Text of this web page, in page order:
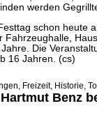
werden
schon heute
Fahrzeughalle,
Die
16 Jahren. (cs)
Freizeit, Historie,
Benz